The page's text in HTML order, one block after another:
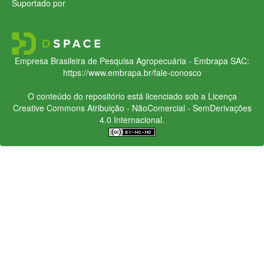
Suportado por
Empresa Brasileira de Pesquisa Agropecuária - Embrapa SAC:
https://www.embrapa.br/fale-conosco
O conteúdo do repositório está licenciado sob a Licença
Creative CommonsAtribuição - NãoComercial - SemDerivações
4.0 Internacional.